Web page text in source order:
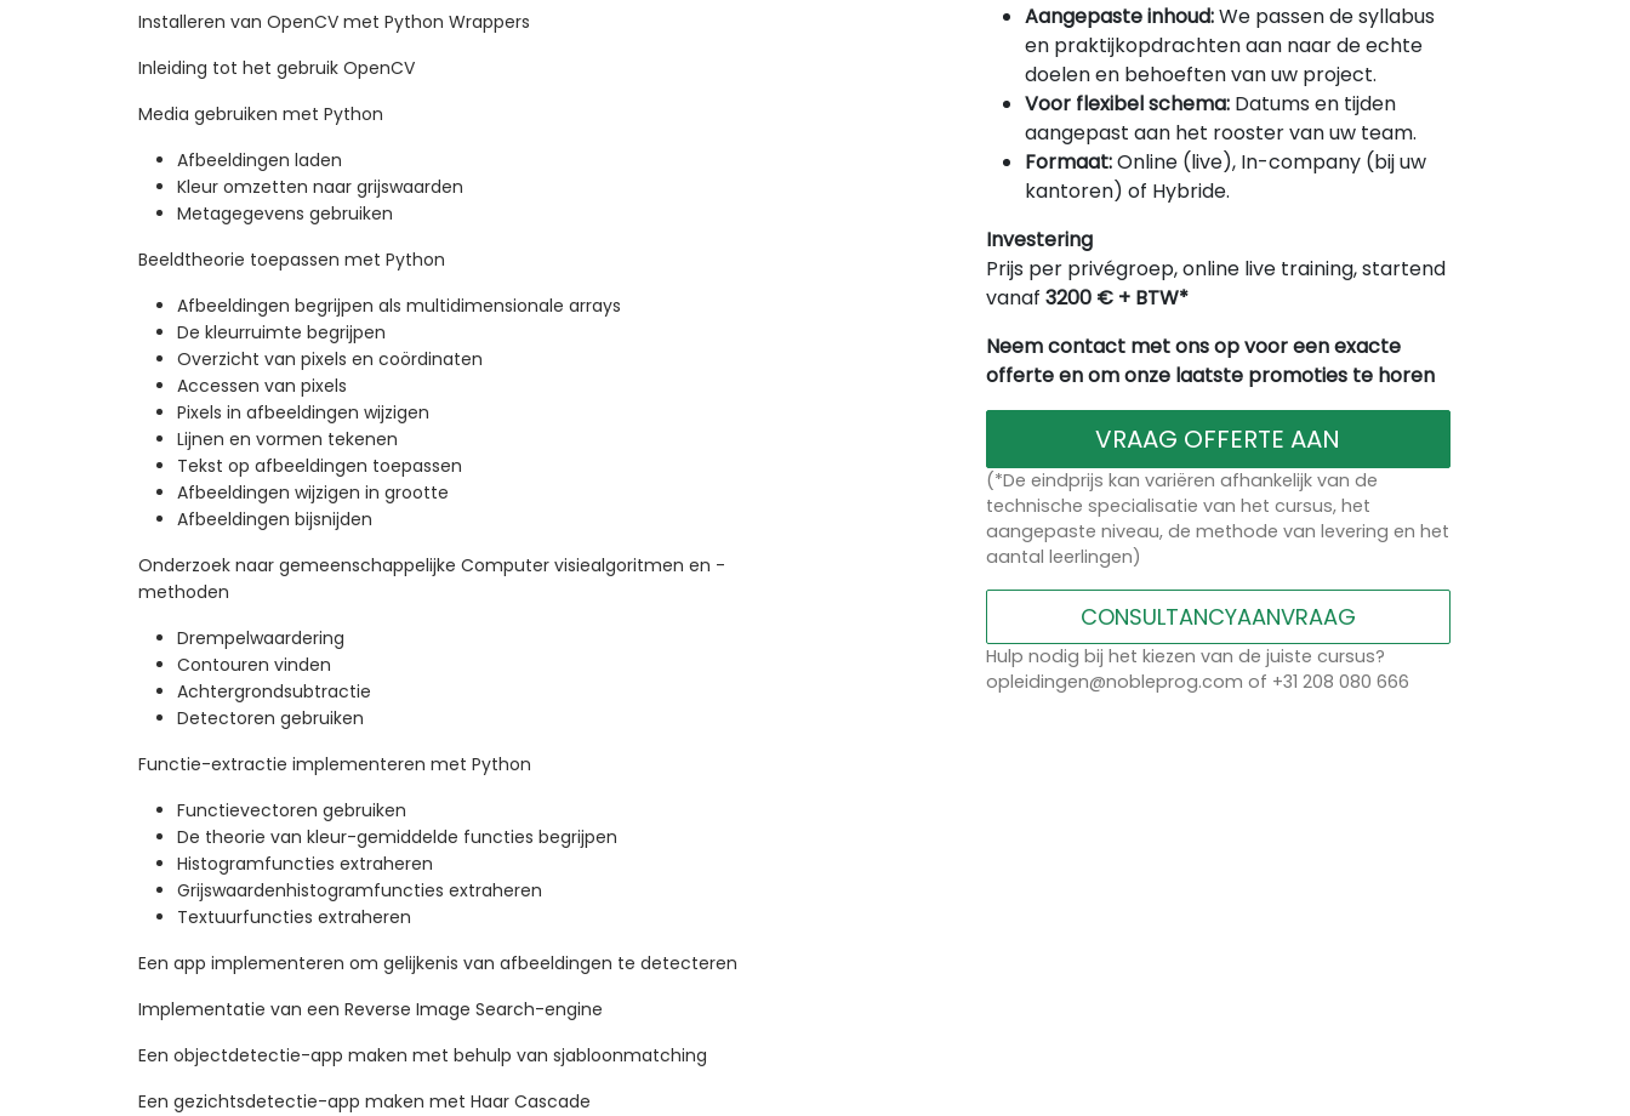
Installeren van OpenCV met Python Wrappers
Inleiding tot het gebruik OpenCV
Media gebruiken met Python
Afbeeldingen laden
Kleur omzetten naar grijswaarden
Metagegevens gebruiken
Beeldtheorie toepassen met Python
Afbeeldingen begrijpen als multidimensionale arrays
De kleurruimte begrijpen
Overzicht van pixels en coördinaten
Accessen van pixels
Pixels in afbeeldingen wijzigen
Lijnen en vormen tekenen
Tekst op afbeeldingen toepassen
Afbeeldingen wijzigen in grootte
Afbeeldingen bijsnijden
Onderzoek naar gemeenschappelijke Computer visiealgoritmen en -
methoden
Drempelwaardering
Contouren vinden
Achtergrondsubtractie
Detectoren gebruiken
Functie-extractie implementeren met Python
Functievectoren gebruiken
De theorie van kleur-gemiddelde functies begrijpen
Histogramfuncties extraheren
Grijswaardenhistogramfuncties extraheren
Textuurfuncties extraheren
Een app implementeren om gelijkenis van afbeeldingen te detecteren
Implementatie van een Reverse Image Search-engine
Een objectdetectie-app maken met behulp van sjabloonmatching
Een gezichtsdetectie-app maken met Haar Cascade
Aangepaste inhoud:We passen de syllabus
en praktijkopdrachten aan naar de echte
doelen en behoeften van uw project.
Voor flexibel schema:Datums en tijden
aangepast aan het rooster van uw team.
Formaat:Online (live), In-company (bij uw
kantoren) of Hybride.
Investering
Prijs per privégroep, online live training, startend
vanaf 3200 € + BTW*
Neem contact met ons op voor een exacte
offerte en om onze laatste promoties te horen
VRAAG OFFERTE AAN
(*De eindprijs kan variëren afhankelijk van de
technische specialisatie van het cursus, het
aangepaste niveau, de methode van levering en het
aantal leerlingen)
CONSULTANCYAANVRAAG
Hulp nodig bij het kiezen van de juiste cursus?
opleidingen@nobleprog.com of +31 208 080 666